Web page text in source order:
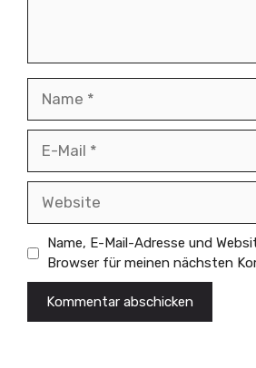
Mail
Name, E-Mail-Adresse und
Browser für meinen nächsten